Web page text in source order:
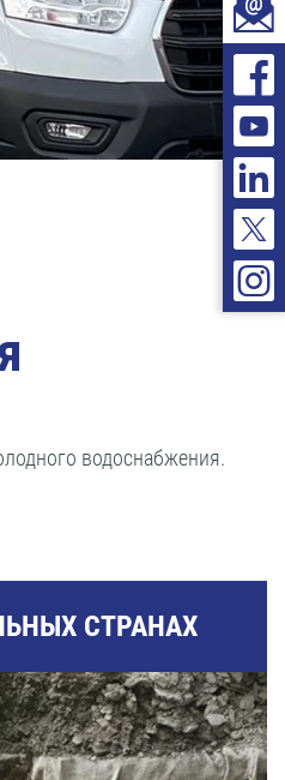
водоснабжения.
СТРАНАХ